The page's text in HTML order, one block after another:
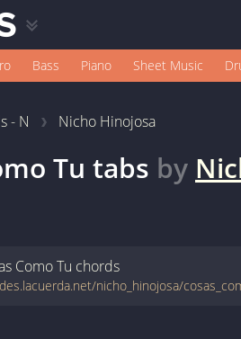
Bass Piano Sheet Music
- N Nicho Hinojosa
Tu tabs by
Como Tu chords
nicho_hinojosa/